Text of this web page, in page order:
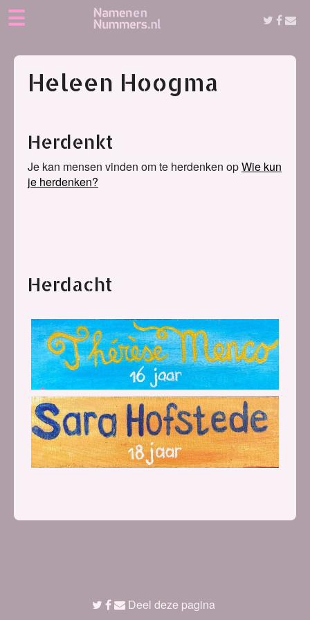
☰
Heleen Hoogma
Herdenkt
Je kan mensen vinden om te herdenken opWie kun
je herdenken?
Herdacht
Deel deze pagina